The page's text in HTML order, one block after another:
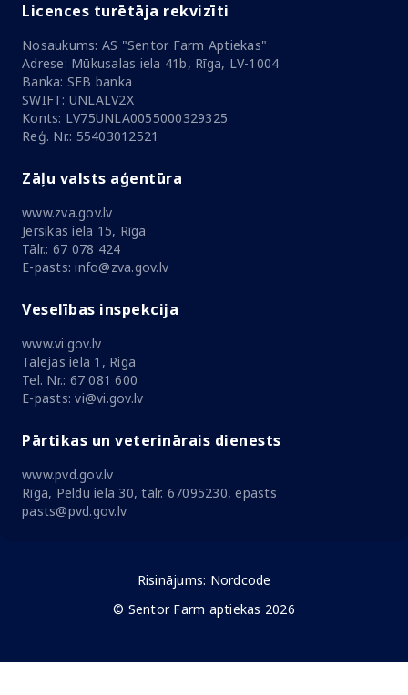
Licences turētāja rekvizīti
Nosaukums: AS "Sentor Farm Aptiekas"
Adrese: Mūkusalas iela 41b, Rīga, LV-1004
Banka: SEB banka
SWIFT: UNLALV2X
Konts: LV75UNLA0055000329325
Reģ. Nr.: 55403012521
Zāļu valsts aģentūra
www.zva.gov.lv
Jersikas iela 15, Rīga
Tālr.: 67 078 424
E-pasts: info@zva.gov.lv
Veselības inspekcija
www.vi.gov.lv
Talejas iela 1, Riga
Tel. Nr.: 67 081 600
E-pasts: vi@vi.gov.lv
Pārtikas un veterinārais dienests
www.pvd.gov.lv
Rīga, Peldu iela 30, tālr. 67095230, epasts
pasts@pvd.gov.lv
Risinājums: Nordcode
© Sentor Farm aptiekas 2026